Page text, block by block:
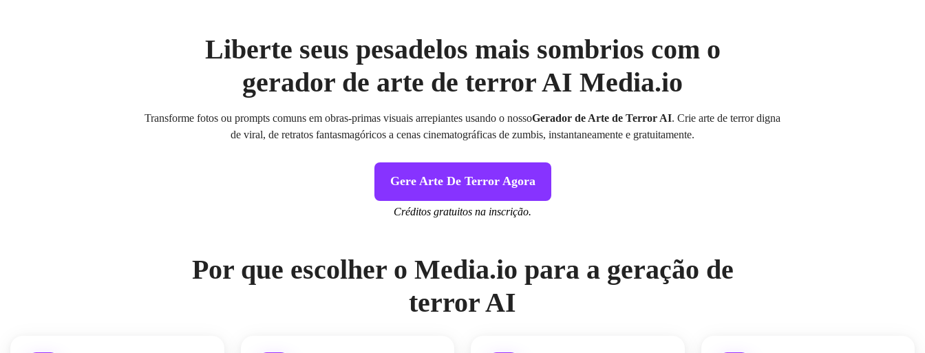
Liberte seus pesadelos mais sombrios com o
gerador de arte de terror AI Media.io
Transforme fotos ou prompts comuns em obras-primas visuais arrepiantes usando o nossoGerador de Arte de Terror AI. Crie arte de terror digna
de viral, de retratos fantasmagóricos a cenas cinematográficas de zumbis, instantaneamente e gratuitamente.
Gere Arte De Terror Agora
Créditos gratuitos na inscrição.
Por que escolher o Media.io para a geração de
terror AI